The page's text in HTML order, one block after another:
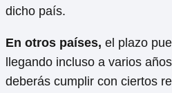
dicho país.
En otros países, el plazo
llegando incluso a varios
deberás cumplir con ciertos